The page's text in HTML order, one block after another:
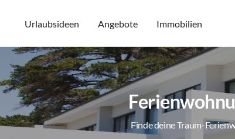
Urlaubsideen Angebote Immobilien
Finde deine Traum-